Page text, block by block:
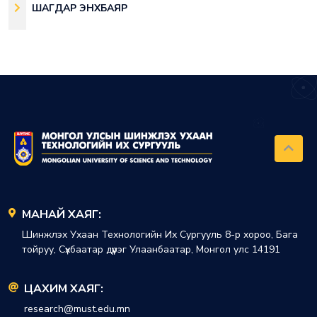
ШАГДАР ЭНХБАЯР
МАНАЙ ХАЯГ:
Шинжлэх Ухаан Технологийн Их Сургууль 8-р хороо, Бага
тойруу, Сүхбаатар дүүрэг Улаанбаатар, Монгол улс 14191
ЦАХИМ ХАЯГ:
research@must.edu.mn